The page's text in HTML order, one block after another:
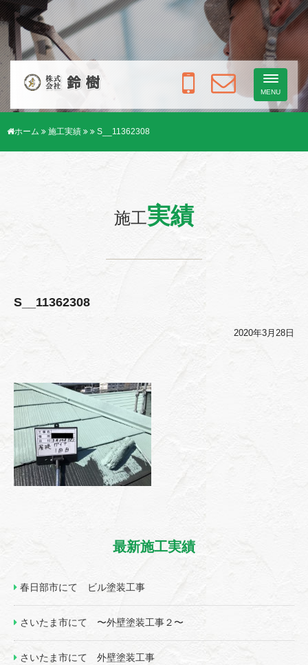
Toggle
MENU
ホーム 施工実績 S__11362308
施工実績
S__11362308
2020年3月28日
最新施工実績
春日部市にて ビル塗装工事
さいたま市にて 〜外壁塗装工事２〜
さいたま市にて 外壁塗装工事